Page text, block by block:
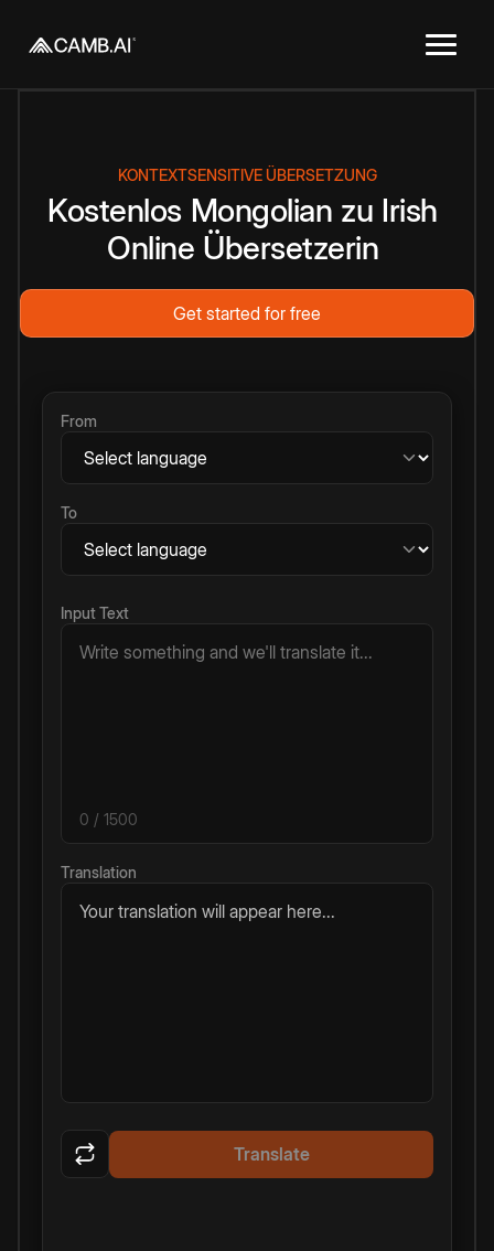
KONTEXTSENSITIVE ÜBERSETZUNG
Kostenlos Mongolian zu Irish
Online Übersetzerin
Get started for free
From
To
Input Text
0 / 1500
Translation
Your translation will appear here...
Translate